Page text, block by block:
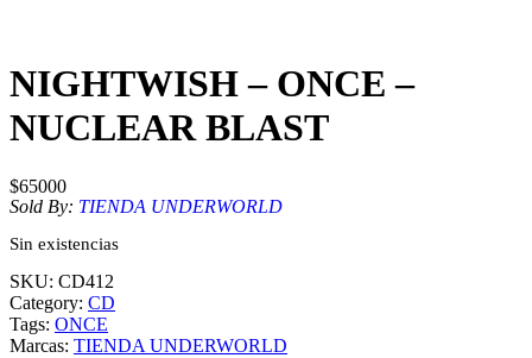
NIGHTWISH – ONCE –
NUCLEAR BLAST
$65000
Sold By: TIENDA UNDERWORLD
Sin existencias
SKU: CD412
Category: CD
Tags: ONCE
Marcas: TIENDA UNDERWORLD